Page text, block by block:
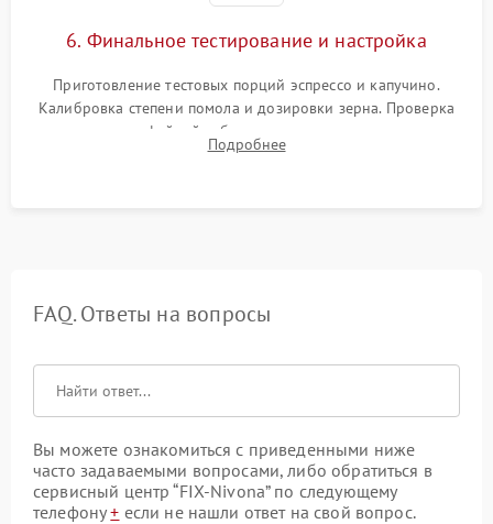
6. Финальное тестирование и настройка
Приготовление тестовых порций эспрессо и капучино.
Калибровка степени помола и дозировки зерна. Проверка
плотности кофейной таблетки, температуры напитка и
качества молочной пены. Контроль отсутствия посторонних
Подробнее
FAQ. Ответы на вопросы
Вы можете ознакомиться с приведенными ниже
часто задаваемыми вопросами, либо обратиться в
сервисный центр “FIX-Nivona” по следующему
телефону+ если не нашли ответ на свой вопрос.